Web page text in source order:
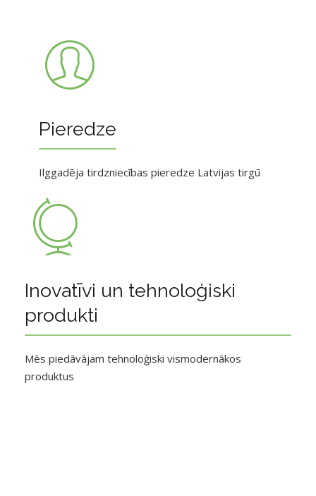
Pieredze
Ilggadēja tirdzniecības pieredze Latvijas tirgū
Inovatīvi un tehnoloģiski
produkti
Mēs piedāvājam tehnoloģiski vismodernākos
produktus